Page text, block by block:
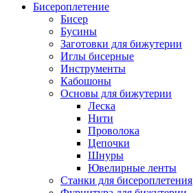
Бисероплетение
Бисер
Бусины
Заготовки для бижутерии
Иглы бисерные
Инструменты
Кабошоны
Основы для бижутерии
Леска
Нити
Проволока
Цепочки
Шнуры
Ювелирные ленты
Станки для бисероплетения